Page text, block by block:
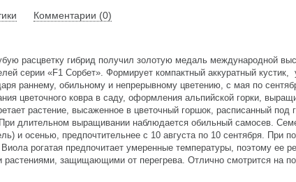
Комментарии (0)
расцветку гибрид получил золотую медаль международной
серии «F1 Сорбет». Формирует компактный аккуратный
раннему, обильному и непрерывному цветению, с мая по
цветочного ковра в саду, оформления альпийской горки,
растение, высаженное в цветочный горшок, расписанный
длительном выращивании наблюдается обильный самосев.
и осенью, предпочтительнее с 10 августа по 10 сентября. При
рогатая предпочитает умеренные температуры, поэтому ее
защищающими от перегрева. Отлично смотрится на